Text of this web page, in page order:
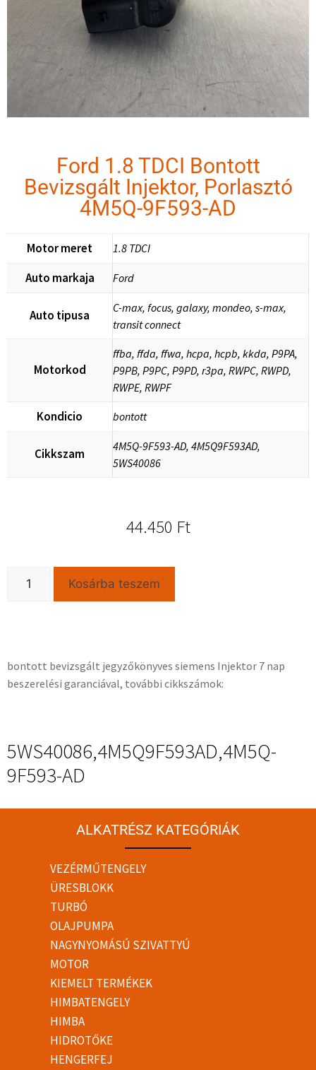
Ford 1.8 TDCI Bontott
Bevizsgált Injektor, Porlasztó
4M5Q-9F593-AD
Motor meret 1.8 TDCI
Auto markaja Ford
Auto tipusa
C-max, focus, galaxy, mondeo, s-max,
transit connect
Motorkod
ffba, ffda, ffwa, hcpa, hcpb, kkda, P9PA,
P9PB, P9PC, P9PD, r3pa, RWPC, RWPD,
RWPE, RWPF
Kondicio bontott
Cikkszam
4M5Q-9F593-AD, 4M5Q9F593AD,
5WS40086
44.450 Ft
Kosárba teszem
bontott bevizsgált jegyzőkönyves siemens Injektor 7 nap
beszerelési garanciával, további cikkszámok:
5WS40086,4M5Q9F593AD,4M5Q-
9F593-AD
ALKATRÉSZ KATEGÓRIÁK
VEZÉRMŰTENGELY
ÜRESBLOKK
TURBÓ
OLAJPUMPA
NAGYNYOMÁSÚ SZIVATTYÚ
MOTOR
KIEMELT TERMÉKEK
HIMBATENGELY
HIMBA
HIDROTŐKE
HENGERFEJ